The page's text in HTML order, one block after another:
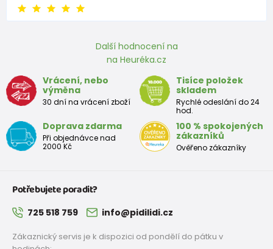
Další hodnocení na
na Heuréka.cz
Vrácení, nebo
výměna
30 dní na vrácení zboží
Tisíce položek
skladem
Rychlé odeslání do 24
hod.
Doprava zdarma
Při objednávce nad
2000 Kč
100 % spokojených
zákazníků
Ověřeno zákazníky
Potřebujete poradit?
725 518 759 info@pidilidi.cz
Zákaznický servis je k dispozici od pondělí do pátku v